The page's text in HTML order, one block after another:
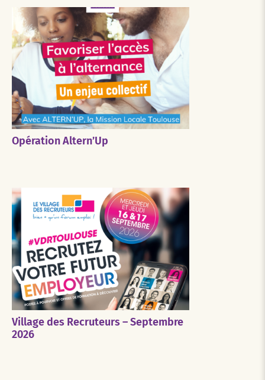
Opération Altern’Up
Village des Recruteurs – Septembre
2026